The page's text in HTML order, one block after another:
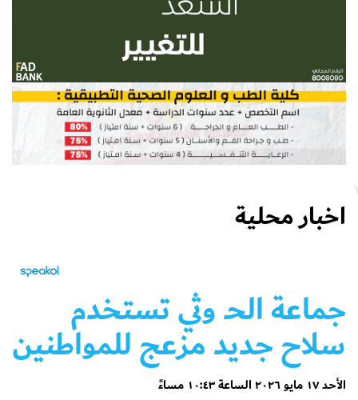
اخبار محلية
جماعة الحـ وثي تستخدم
سلاح جديد مزعج للمواطنين
الأحد ١٧ مايو ٢٠٢٦ الساعة ١٠:٤٣ مساءً